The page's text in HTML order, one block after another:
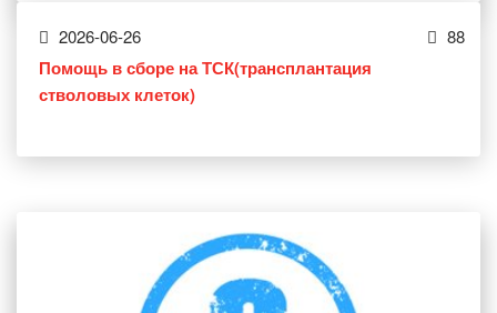
2026-06-26 88
Помощь в сборе на ТСК(трансплантация
стволовых клеток)